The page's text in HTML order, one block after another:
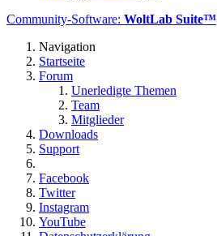
Community-Software: WoltLab Suite™
Navigation
Startseite
Forum
Unerledigte Themen
Team
Mitglieder
Downloads
Support
Facebook
Twitter
Instagram
YouTube